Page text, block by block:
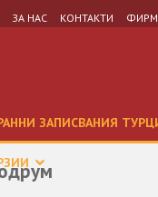
ЗА НАС КОНТАКТИ
ЗАПИСВАНИЯ